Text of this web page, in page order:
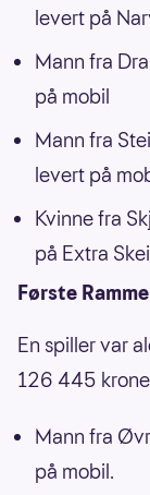
levert på
Mann fra
på mobil
Mann fra
levert på
Kvinne fra
på Extra
Første Ramme
En spiller var
126 445
Mann fra
på mobil.